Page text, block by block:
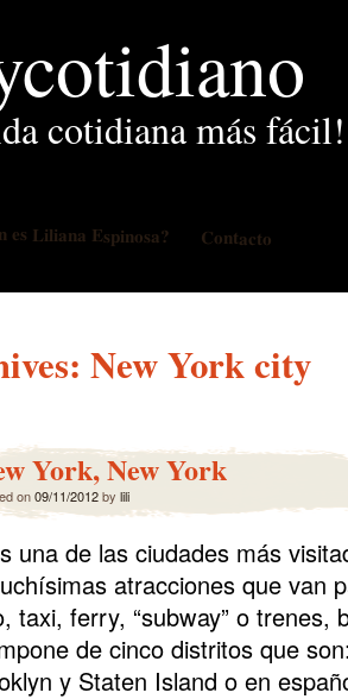
cotidiana más fácil!
es Liliana Espinosa? Contacto
New York city
York, New York
on09/11/2012by lili
una de las ciudades más
atracciones que van
taxi, ferry, “subway” o trenes,
de cinco distritos que
y Staten Island o en